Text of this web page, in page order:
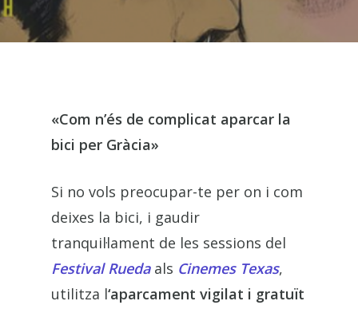
«Com n’és de complicat aparcar la
bici per Gràcia»
Si no vols preocupar-te per on i com
deixes la bici, i gaudir
tranquil·lament de les sessions del
Festival Ruedaals Cinemes Texas,
utilitza l‘aparcament vigilat i gratuït